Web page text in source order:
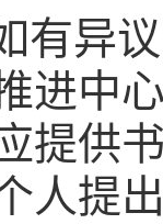
有异
进中
提供
人提